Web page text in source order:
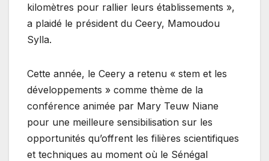
kilomètres pour rallier leurs établissements »,
a plaidé le président du Ceery, Mamoudou
Sylla.
Cette année, le Ceery a retenu « stem et les
développements » comme thème de la
conférence animée par Mary Teuw Niane
pour une meilleure sensibilisation sur les
opportunités qu’offrent les filières scientifiques
et techniques au moment où le Sénégal